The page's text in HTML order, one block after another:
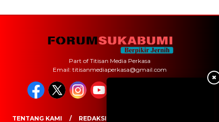
✖
Part of Titisan Media Perkasa
Email: titisanmediaperkasa@gmail.com
TENTANG KAMI REDAKSI